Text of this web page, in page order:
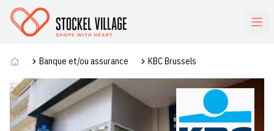
Commerces
Banque et/ou assurance KBC Brussels